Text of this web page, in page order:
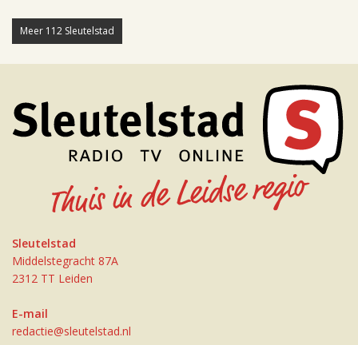
Meer 112 Sleutelstad
Sleutelstad
Middelstegracht 87A
2312 TT Leiden
E-mail
redactie@sleutelstad.nl